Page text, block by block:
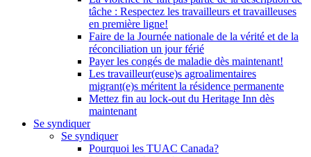
tâche : Respectez les travailleurs et travailleuses
en première ligne!
Faire de la Journée nationale de la vérité et de la
réconciliation un jour férié
Payer les congés de maladie dès maintenant!
Les travailleur(euse)s agroalimentaires
migrant(e)s méritent la résidence permanente
Mettez fin au lock-out du Heritage Inn dès
maintenant
Se syndiquer
Se syndiquer
Pourquoi les TUAC Canada?